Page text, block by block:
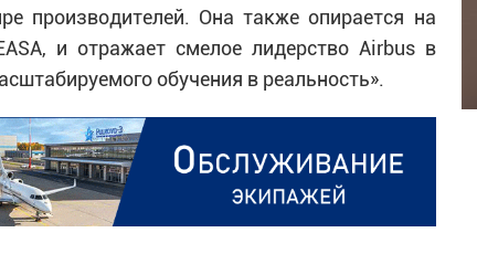
производителей. Она также опирается на
и отражает смелое лидерство Airbus в
обучения в реальность».